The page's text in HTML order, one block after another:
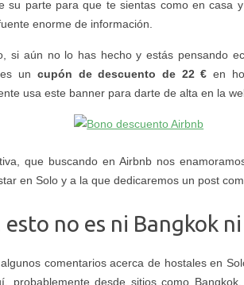
cupón de descuento de 22 €